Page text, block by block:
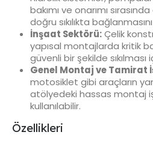
bakımı ve onarımı
doğru sıkılıkta
İnşaat Sektörü:Çelik
yapısal montajlarda kritik
güvenli bir şekilde sıkılması
Genel Montaj ve Tamirat
motosiklet gibi araçların
atölyedeki hassas montaj
kullanılabilir.
Özellikleri